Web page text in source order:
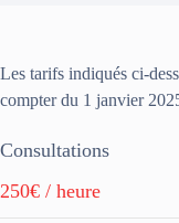
Les tarifs indiqués ci-
compter du 1 janvier
Consultations
250€ / heure